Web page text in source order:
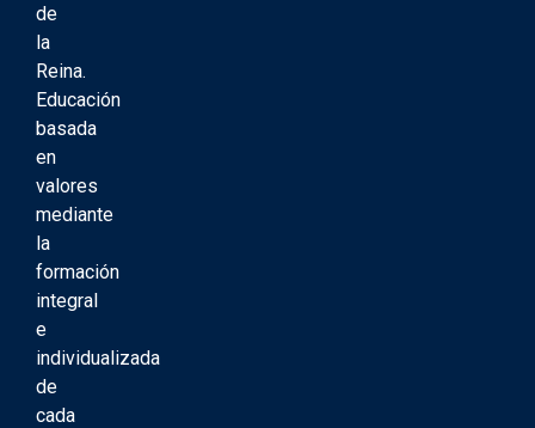
de
la
Reina.
Educación
basada
en
valores
mediante
la
formación
integral
e
individualizada
de
cada